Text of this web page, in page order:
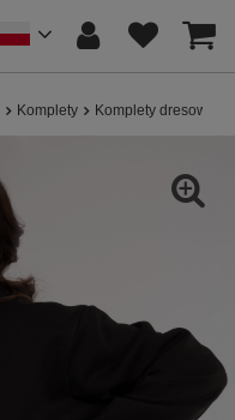
Komplety Komplety dresowe